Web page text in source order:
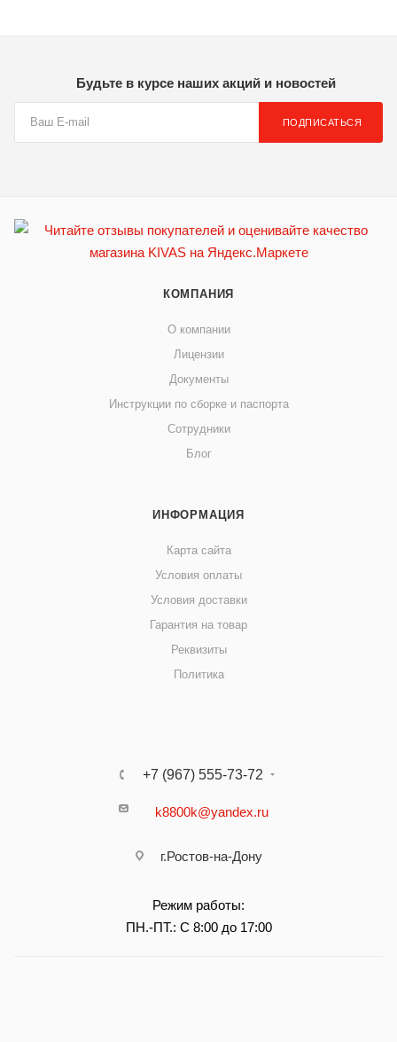
Будьте в курсе наших акций и новостей
ПОДПИСАТЬСЯ
КОМПАНИЯ
О компании
Лицензии
Документы
Инструкции по сборке и паспорта
Сотрудники
Блог
ИНФОРМАЦИЯ
Карта сайта
Условия оплаты
Условия доставки
Гарантия на товар
Реквизиты
Политика
+7 (967) 555-73-72
k8800k@yandex.ru
г.Ростов-на-Дону
Режим работы:
ПН.-ПТ.: С 8:00 до 17:00